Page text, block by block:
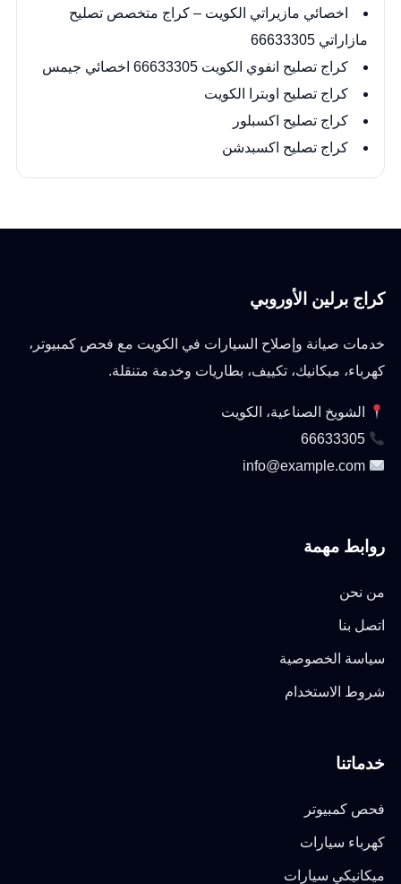
اخصائي مازيراتي الكويت – كراج متخصص تصليح
مازاراتي 66633305
كراج تصليح انفوي الكويت 66633305 اخصائي جيمس
كراج تصليح اوبترا الكويت
كراج تصليح اكسبلور
كراج تصليح اكسبدشن
كراج برلين الأوروبي
خدمات صيانة وإصلاح السيارات في الكويت مع فحص كمبيوتر،
كهرباء، ميكانيك، تكييف، بطاريات وخدمة متنقلة.
الشويخ الصناعية، الكويت
66633305
info@example.com
روابط مهمة
من نحن
اتصل بنا
سياسة الخصوصية
شروط الاستخدام
خدماتنا
فحص كمبيوتر
كهرباء سيارات
ميكانيكي سيارات